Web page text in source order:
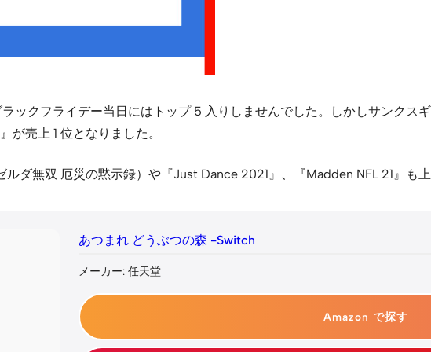
ックフライデー当日にはトップ 5 入りしませんでした。しかしサンクス
売上 1 位となりました。
ダ無双 厄災の黙示録）や『Just Dance 2021』、『Madden NFL 21』も上
あつまれ どうぶつの森 -Switch
メーカー: 任天堂
Amazon で探す